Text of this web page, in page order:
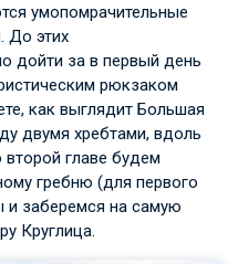
умопомрачительные
До этих
дойти за в первый день
рюкзаком
как выглядит Большая
двумя хребтами, вдоль
главе будем
гребню (для первого
заберемся на самую
Круглица.